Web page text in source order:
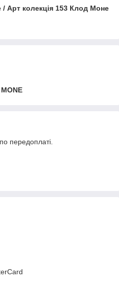
Арт колекція 153 Клод Моне
MONE
передоплаті.